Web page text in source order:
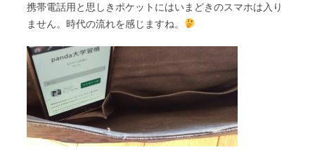
携帯電話用と思しきポケットにはいまどきのスマホは入り
ません。時代の流れを感じますね。